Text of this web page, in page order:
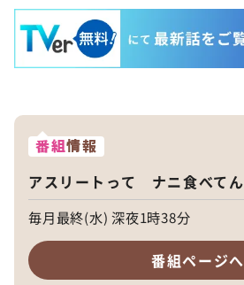
番組情報
アスリートって ナニ食べてん
毎月最終(水) 深夜1時38分
番組ページへ